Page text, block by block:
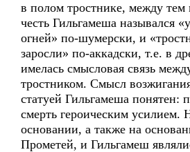
в полом тростнике, между тем
честь Гильгамеша назывался
огней» по-шумерски, и
заросли» по-аккадски, т.е. в
имелась смысловая связь
тростником. Смысл
статуей Гильгамеша понятен:
смерть героическим усилием.
основании, а также на
Прометей, и Гильгамеш